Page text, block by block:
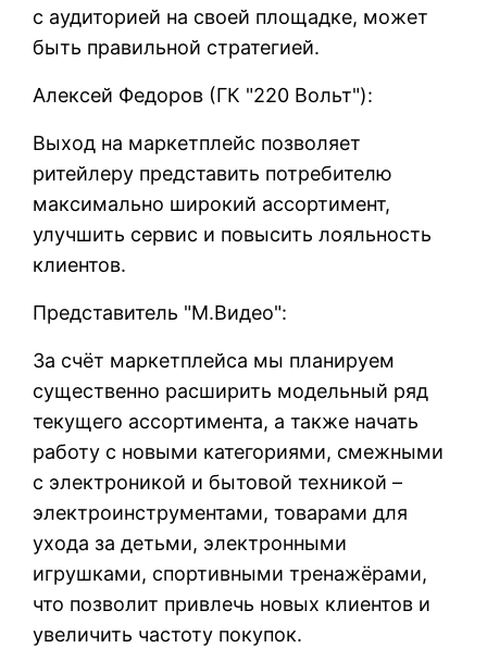
с аудиторией на своей площадке, может
быть правильной стратегией.
Алексей Федоров (ГК "220 Вольт"):
Выход на маркетплейс позволяет
ритейлеру представить потребителю
максимально широкий ассортимент,
улучшить сервис и повысить лояльность
клиентов.
Представитель "М.Видео":
За счёт маркетплейса мы планируем
существенно расширить модельный ряд
текущего ассортимента, а также начать
работу с новыми категориями, смежными
с электроникой и бытовой техникой –
электроинструментами, товарами для
ухода за детьми, электронными
игрушками, спортивными тренажёрами,
что позволит привлечь новых клиентов и
увеличить частоту покупок.